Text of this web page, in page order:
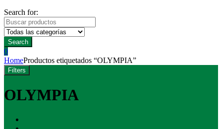
Search for:
Search
0
HomeProductos etiquetados “OLYMPIA”
Filters
OLYMPIA